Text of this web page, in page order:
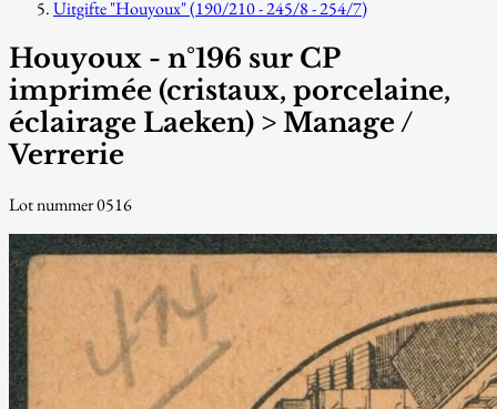
Uitgifte "Houyoux" (190/210 - 245/8 - 254/7)
Houyoux - n°196 sur CP
imprimée (cristaux, porcelaine,
éclairage Laeken) > Manage /
Verrerie
Lot nummer 0516